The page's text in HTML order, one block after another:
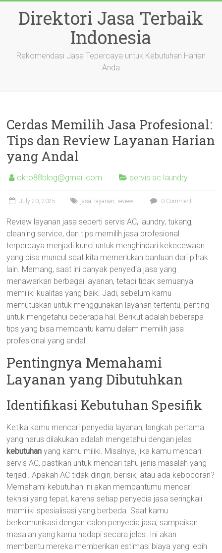
contentDirektori Jasa Terbaik
Indonesia
Rekomendasi Jasa Tepercaya untuk Kebutuhan Harian
Anda
Cerdas Memilih Jasa Profesional:
Tips dan Review Layanan Harian
yang Andal
okto88blog@gmail.com servis ac laundry
July 20, 2025 jasa, layanan, review 0 Comment
Review layanan jasa seperti servis AC, laundry, tukang,
cleaning service, dan tips memilih jasa profesional
terpercaya menjadi kunci untuk menghindari kekecewaan
yang bisa muncul saat kita memerlukan bantuan dari pihak
lain. Memang, saat ini banyak penyedia jasa yang
menawarkan berbagai layanan, tetapi tidak semuanya
memiliki kualitas yang baik. Jadi, sebelum kamu
memutuskan untuk menggunakan layanan tertentu, penting
untuk mengetahui beberapa hal. Berikut adalah beberapa
tips yang bisa membantu kamu dalam memilih jasa
profesional yang andal.
Pentingnya Memahami
Layanan yang Dibutuhkan
Identifikasi Kebutuhan Spesifik
Ketika kamu mencari penyedia layanan, langkah pertama
yang harus dilakukan adalah mengetahui dengan jelas
kebutuhan yang kamu miliki. Misalnya, jika kamu mencari
servis AC, pastikan untuk mencari tahu jenis masalah yang
terjadi. Apakah AC tidak dingin, berisik, atau ada kebocoran?
Memahami kebutuhan ini akan membantumu mencari
teknisi yang tepat, karena setiap penyedia jasa seringkali
memiliki spesialisasi yang berbeda. Saat kamu
berkomunikasi dengan calon penyedia jasa, sampaikan
masalah yang kamu hadapi secara jelas. Ini akan
membantu mereka memberikan estimasi biaya yang lebih